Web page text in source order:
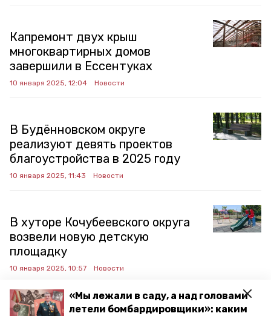
«Мы лежали в саду, а над головами
летели бомбардировщики»: каким
Капремонт двух крыш
многоквартирных домов
завершили в Ессентуках
10 января 2025, 12:04 Новости
В Будённовском округе
реализуют девять проектов
благоустройства в 2025 году
10 января 2025, 11:43 Новости
В хуторе Кочубеевского округа
возвели новую детскую
площадку
10 января 2025, 10:57 Новости